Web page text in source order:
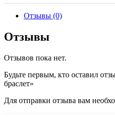
Отзывы (0)
Отзывы
Отзывов пока нет.
Будьте первым, кто оставил
браслет»
Для отправки отзыва вам